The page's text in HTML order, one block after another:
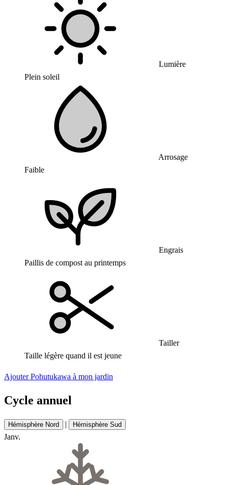
Lumière
Plein soleil
Arrosage
Faible
Engrais
Paillis de compost au printemps
Tailler
Taille légère quand il est jeune
Ajouter Pohutukawa à mon jardin
Cycle annuel
Hémisphère Nord | Hémisphère Sud
Janv.